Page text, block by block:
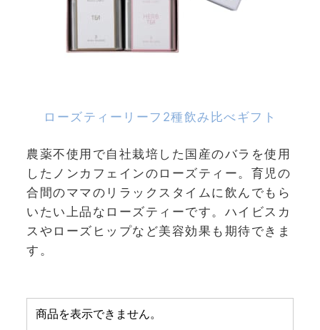
ローズティーリーフ2種飲み比べギフト
農薬不使用で自社栽培した国産のバラを使用
したノンカフェインのローズティー。育児の
合間のママのリラックスタイムに飲んでもら
いたい上品なローズティーです。ハイビスカ
スやローズヒップなど美容効果も期待できま
す。